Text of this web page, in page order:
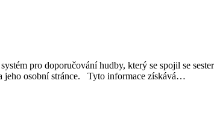
pro doporučování hudby, který se spojil se
jeho osobní stránce. Tyto informace získává…